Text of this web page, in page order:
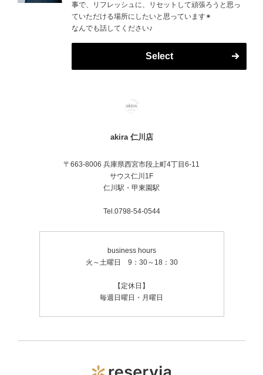
事で、リフレッシュに、リセットして頑張ろうと思っ
ていただける場所にしたいと思っています✴︎
なんでも話してください♪
Select
akira 仁川店
〒663-8006 兵庫県西宮市段上町4丁目6-11
サウス仁川1F
仁川駅・甲東園駅
Tel.0798-54-0544
business hours
火～土曜日 9：30～18：30
【定休日】
毎週日曜日・月曜日